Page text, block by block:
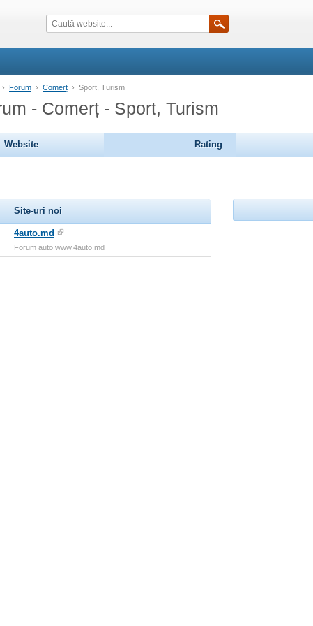
› Forum › Comerț › Sport, Turism
- Comerț - Sport, Turism
Website Rating
Site-uri noi
4auto.md
Forum auto www.4auto.md